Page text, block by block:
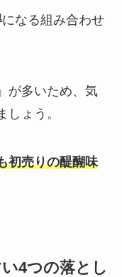
になる組み合わせ
が多いため、気
ょう。
初売りの醍醐味
4つの落とし